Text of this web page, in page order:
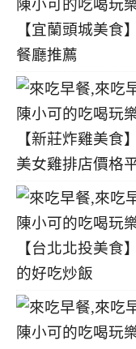
【宜蘭頭城美食
餐廳推薦
【新莊炸雞美食
美女雞排店價格
【台北北投美食
的好吃炒飯